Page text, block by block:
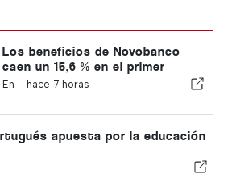
Los beneficios de Novobanco
caen un 15,6 % en el primer
semestre
En - hace 7 horas
apuesta por la educación